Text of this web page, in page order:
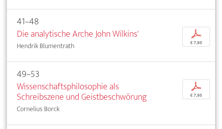
41–48
Die analytische Arche John Wilkins'
Hendrik Blumentrath
p
€ 7,95
49–53
Wissenschaftsphilosophie als
Schreibszene und Geistbeschwörung
Cornelius Borck
p
€ 7,95